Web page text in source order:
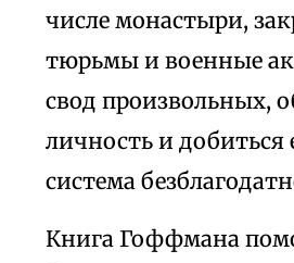
числе монастыри,
тюрьмы и военные
свод произвольных,
личность и
система
Книга Гоффмана